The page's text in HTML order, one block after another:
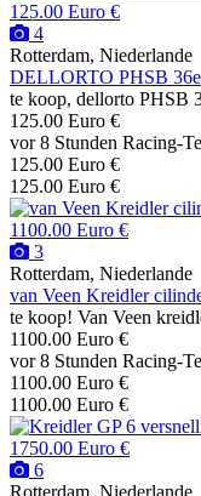
125.00 Euro €
4
Rotterdam, Niederlande
DELLORTO PHSB 36e
te koop, dellorto PHSB
125.00 Euro €
vor 8 Stunden Racing-
125.00 Euro €
125.00 Euro €
1100.00 Euro €
3
Rotterdam, Niederlande
van Veen Kreidler
te koop! Van Veen
1100.00 Euro €
vor 8 Stunden Racing-
1100.00 Euro €
1100.00 Euro €
1750.00 Euro €
6